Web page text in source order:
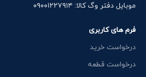
موبایل دفتر وگ کالا: ۰۹۰۰۱۲۲۷۹۱۴
فرم های کاربری
درخواست خرید
درخواست قطعه